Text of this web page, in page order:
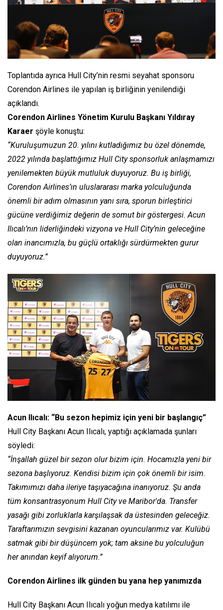
Toplantıda ayrıca Hull City’nin resmi seyahat sponsoru
Corendon Airlines ile yapılan iş birliğinin yenilendiği
açıklandı.
Corendon Airlines Yönetim Kurulu Başkanı Yıldıray
Karaer şöyle konuştu:
“Kuruluşumuzun 20. yılını kutladığımız bu özel dönemde,
2022 yılında başlattığımız Hull City sponsorluk anlaşmamızı
yenilemekten büyük mutluluk duyuyoruz. Bu iş birliği,
Corendon Airlines’ın uluslararası marka yolculuğunda
önemli bir adım olmasının yanı sıra, sporun birleştirici
gücüne verdiğimiz değerin de somut bir göstergesi. Acun
Ilıcalı’nın liderliğindeki vizyona ve Hull City’nin geleceğine
olan inancımızla, bu güçlü ortaklığı sürdürmekten gurur
duyuyoruz.”
Acun Ilıcalı: “Bu sezon hepimiz için yeni bir başlangıç”
Hull City Başkanı Acun Ilıcalı, yaptığı açıklamada şunları
söyledi:
“İnşallah güzel bir sezon olur bizim için. Hocamızla yeni bir
sezona başlıyoruz. Kendisi bizim için çok önemli bir isim.
Takımımızı daha ileriye taşıyacağına inanıyoruz. Şu anda
tüm konsantrasyonum Hull City ve Maribor'da. Transfer
yasağı gibi zorluklarla karşılaşsak da üstesinden geleceğiz.
Taraftarımızın sevgisini kazanan oyuncularımız var. Kulübü
satmak gibi bir düşüncem yok; tam aksine bu yolculuğun
her anından keyif alıyorum.”
Corendon Airlines ilk günden bu yana hep yanımızda
Hull City Başkanı Acun Ilıcalı yoğun medya katılımı ile